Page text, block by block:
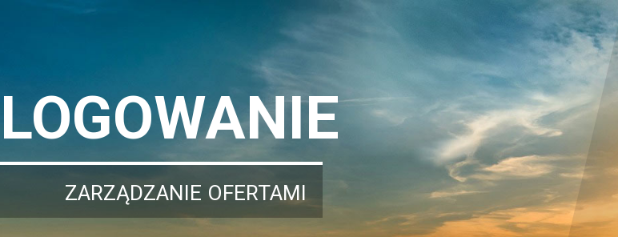
LOGOWANIE
ZARZĄDZANIE OFERTAMI